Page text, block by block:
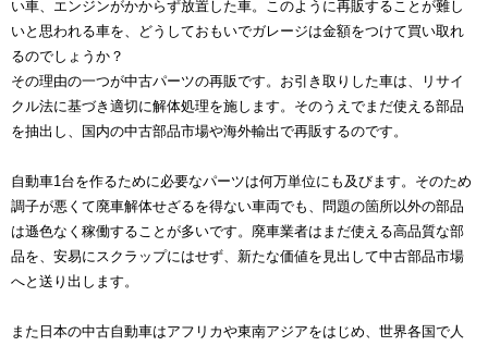
い車、エンジンがかからず放置した車。このように再販することが難し
いと思われる車を、どうしておもいでガレージは金額をつけて買い取れ
るのでしょうか？
その理由の一つが中古パーツの再販です。お引き取りした車は、リサイ
クル法に基づき適切に解体処理を施します。そのうえでまだ使える部品
を抽出し、国内の中古部品市場や海外輸出で再販するのです。
自動車1台を作るために必要なパーツは何万単位にも及びます。そのため
調子が悪くて廃車解体せざるを得ない車両でも、問題の箇所以外の部品
は遜色なく稼働することが多いです。廃車業者はまだ使える高品質な部
品を、安易にスクラップにはせず、新たな価値を見出して中古部品市場
へと送り出します。
また日本の中古自動車はアフリカや東南アジアをはじめ、世界各国で人